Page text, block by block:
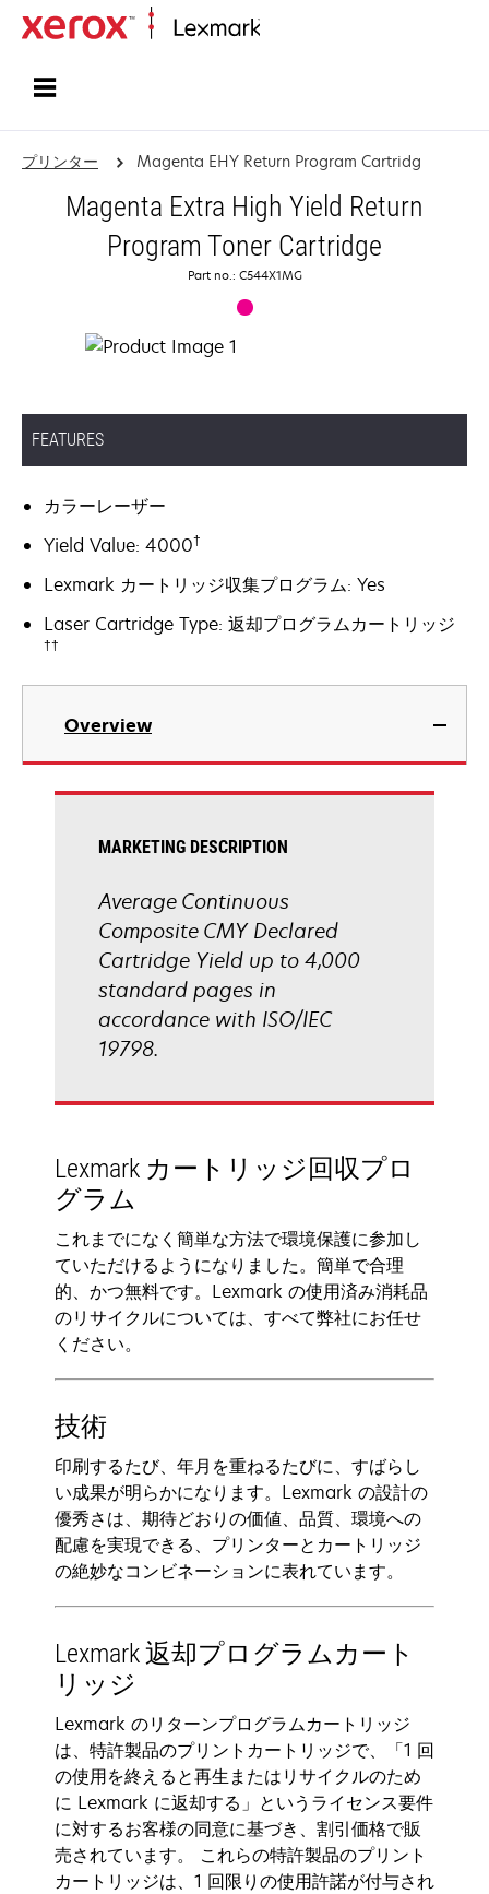
プリンター Magenta EHY Return Program Cartridg
Magenta Extra High Yield Return
Program Toner Cartridge
Part no.: C544X1MG
FEATURES
カラーレーザー
Yield Value: 4000†
Lexmark カートリッジ収集プログラム: Yes
Laser Cartridge Type: 返却プログラムカートリッジ
††
Overview
MARKETING DESCRIPTION
Average Continuous
Composite CMY Declared
Cartridge Yield up to 4,000
standard pages in
accordance with ISO/IEC
19798.
Lexmark カートリッジ回収プロ
グラム
これまでになく簡単な方法で環境保護に参加し
ていただけるようになりました。簡単で合理
的、かつ無料です。Lexmark の使用済み消耗品
のリサイクルについては、すべて弊社にお任せ
ください。
技術
印刷するたび、年月を重ねるたびに、すばらし
い成果が明らかになります。Lexmark の設計の
優秀さは、期待どおりの価値、品質、環境への
配慮を実現できる、プリンターとカートリッジ
の絶妙なコンビネーションに表れています。
Lexmark 返却プログラムカート
リッジ
Lexmark のリターンプログラムカートリッジ
は、特許製品のプリントカートリッジで、「1 回
の使用を終えると再生またはリサイクルのため
に Lexmark に返却する」というライセンス要件
に対するお客様の同意に基づき、割引価格で販
売されています。 これらの特許製品のプリント
カートリッジは、1 回限りの使用許諾が付与され